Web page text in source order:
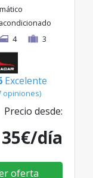
solo
4 3
Excelente
opiniones)
Precio desde:
35€/día
oferta